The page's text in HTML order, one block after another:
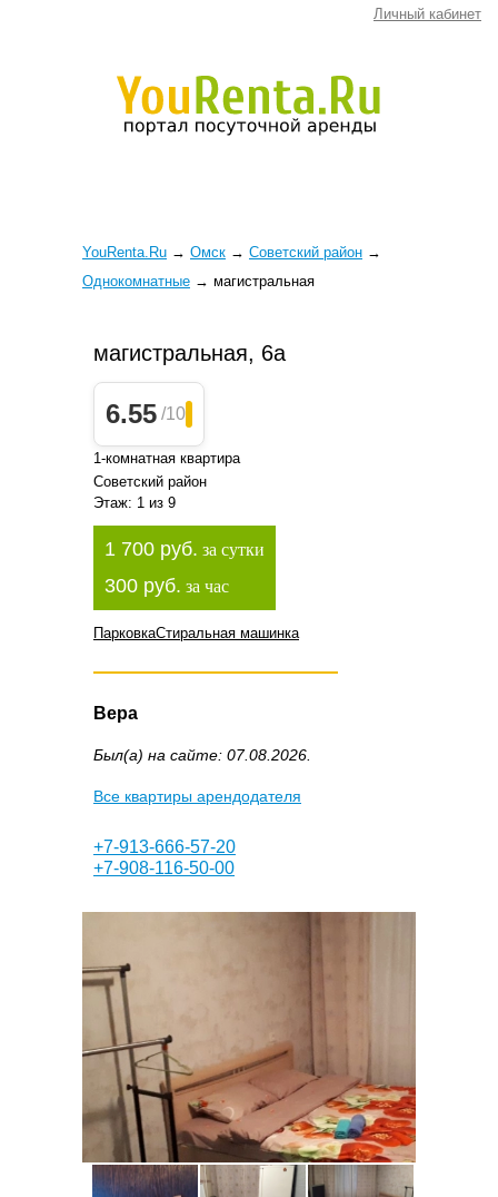
Личный кабинет
YouRenta.Ru → Омск → Советский район →
Однокомнатные → магистральная
магистральная, 6а
6.55 /10
1-комнатная квартира
Советский район
Этаж: 1 из 9
1 700 руб. за сутки
300 руб. за час
ПарковкаСтиральная машинка
Вера
Был(а) на сайте: 07.08.2026.
Все квартиры арендодателя
+7-913-666-57-20
+7-908-116-50-00